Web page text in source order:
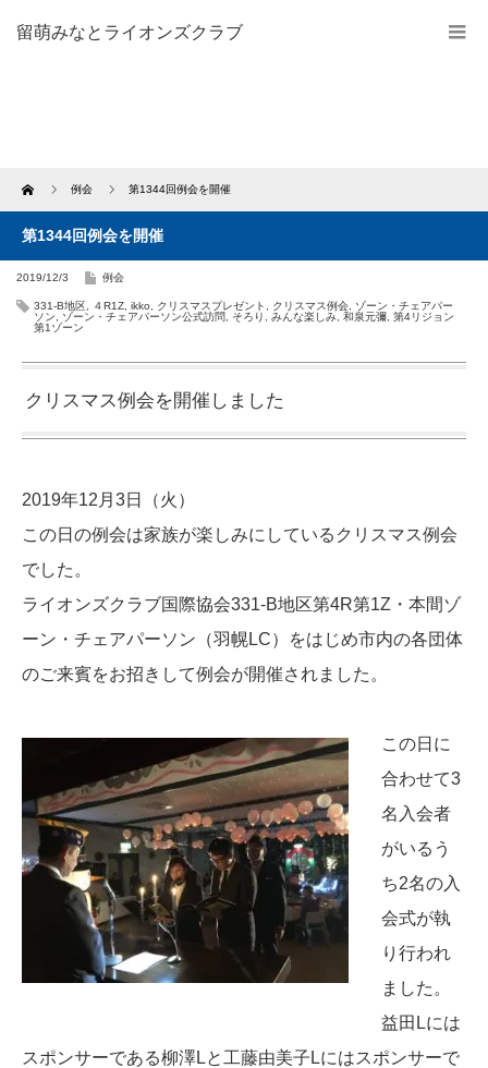
留萌みなとライオンズクラブ
Home 例会 第1344回例会を開催
第1344回例会を開催
2019/12/3 例会
331-B地区 ４R1Z ikko クリスマスプレゼント クリスマス例会
ゾーン・チェアパー
ソン
ゾーン・チェアパーソン公式訪問 そろり みんな楽しみ 和泉元彌
第4リジョン
第1ゾーン
クリスマス例会を開催しました
2019年12月3日（火）
この日の例会は家族が楽しみにしているクリスマス例会
でした。
ライオンズクラブ国際協会331-B地区第4R第1Z・本間ゾ
ーン・チェアパーソン（羽幌LC）をはじめ市内の各団体
のご来賓をお招きして例会が開催されました。
この日に
合わせて3
名入会者
がいるう
ち2名の入
会式が執
り行われ
ました。
益田Lには
スポンサーである柳澤Lと工藤由美子Lにはスポンサーで